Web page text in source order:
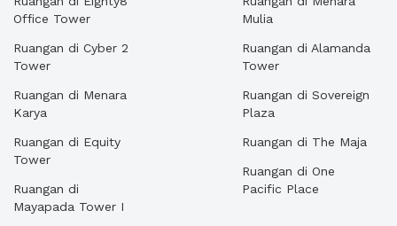
Office Tower
Ruangan di Cyber 2
Tower
Ruangan di Menara
Karya
Ruangan di Equity
Tower
Ruangan di
Mayapada Tower I
Mulia
Ruangan di Alamanda
Tower
Ruangan di Sovereign
Plaza
Ruangan di The Maja
Ruangan di One
Pacific Place